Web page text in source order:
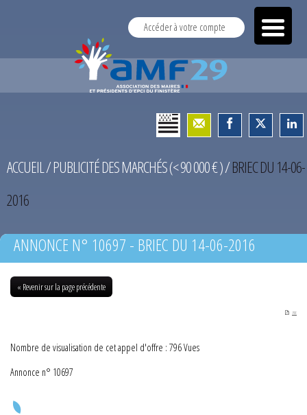
Accéder à votre compte
ACCUEIL/PUBLICITÉ DES MARCHÉS (< 90 000 € )/BRIEC DU 14-06-
2016
ANNONCE N° 10697 - BRIEC DU 14-06-2016
« Revenir sur la page précédente
PDF
Nombre de visualisation de cet appel d'offre : 796 Vues
Annonce n° 10697